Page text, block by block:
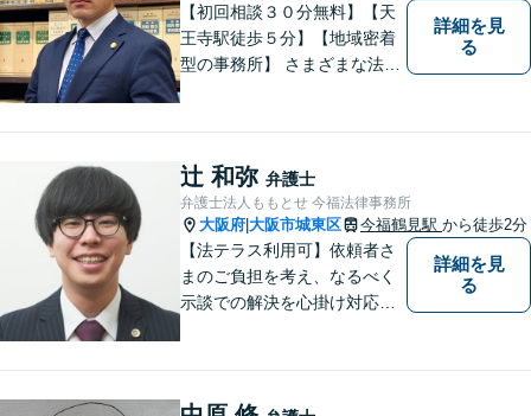
【初回相談３０分無料】【天
王寺駅徒歩５分】【地域密着
型の事務所】 さまざまな法律
相続、インターネット上のト
ラブルに注力！！
詳細を見
る
辻 和弥 弁護士
弁護士法人ももとせ 今福法律事務所
大阪府 大阪市城東区 今福鶴見駅 から徒歩2分
【法テラス利用可】依頼者さ
まのご負担を考え、なるべく
示談での解決を心掛け対応い
で頼れる弁護士を目指しま
詳細を見
る